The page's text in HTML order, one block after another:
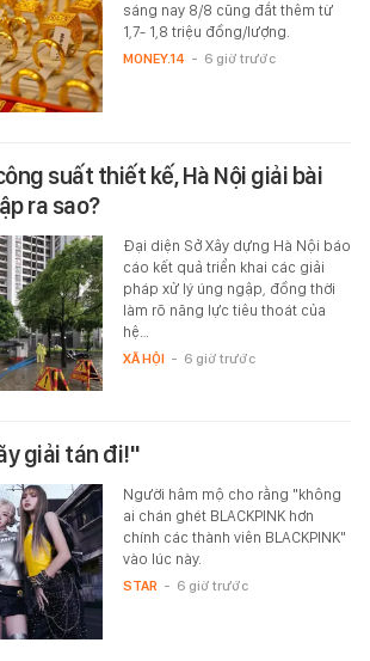
sáng nay 8/8 cũng đắt thêm từ
1,7- 1,8 triệu đồng/lượng.
MONEY.14 - 6 giờ trước
suất thiết kế, Hà Nội giải bài
ra sao?
Đại diện Sở Xây dựng Hà Nội báo
cáo kết quả triển khai các giải
pháp xử lý úng ngập, đồng thời
làm rõ năng lực tiêu thoát của
hệ…
XÃ HỘI - 6 giờ trước
giải tán đi!"
Người hâm mộ cho rằng "không
ai chán ghét BLACKPINK hơn
chính các thành viên BLACKPINK"
vào lúc này.
STAR - 6 giờ trước